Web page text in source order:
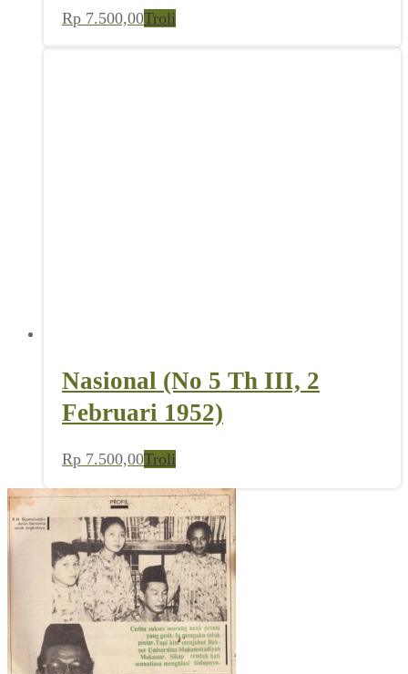
Rp 7.500,00Troli
Nasional (No 5 Th III, 2
Februari 1952)
Rp 7.500,00Troli